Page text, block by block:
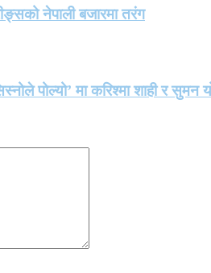
नेपाली बजारमा तरंग
पोल्यो’ मा करिश्मा शाही र